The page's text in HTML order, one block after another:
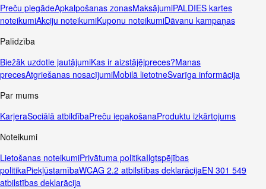
Preču piegādeApkalpošanas zonasMaksājumiPALDIES kartes
noteikumiAkciju noteikumiKuponu noteikumiDāvanu kampaņas
Palīdzība
Biežāk uzdotie jautājumiKas ir aizstājējpreces?Manas
precesAtgriešanas nosacījumiMobilā lietotneSvarīga informācija
Par mums
KarjeraSociālā atbildībaPreču iepakošanaProduktu izkārtojums
Noteikumi
Lietošanas noteikumiPrivātuma politikaIlgtspējības
politikaPiekļūstamībaWCAG 2.2 atbilstības deklarācijaEN 301 549
atbilstības deklarācija